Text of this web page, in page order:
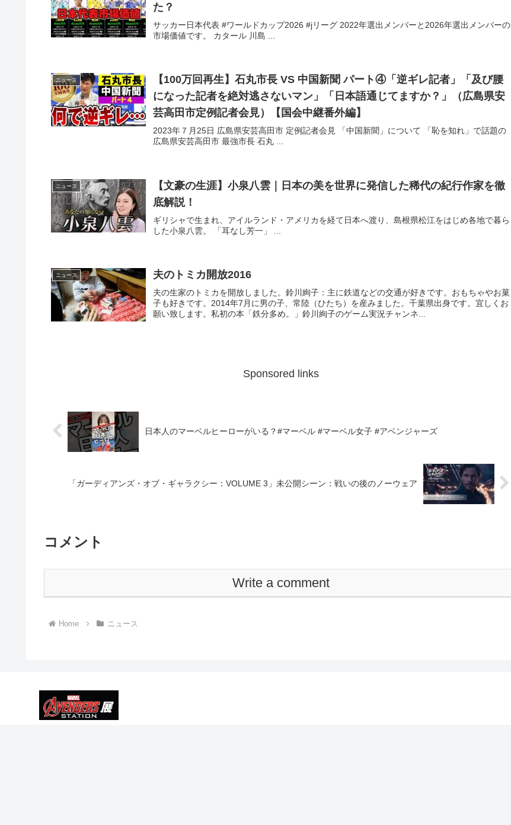
た？
サッカー日本代表 #ワールドカップ2026 #jリーグ 2022年選出メンバーと2026年選出メンバーの
市場価値です。 カタール 川島 ...
ニュース
【100万回再生】石丸市長 VS 中国新聞 パート④「逆ギレ記者」「及び腰
になった記者を絶対逃さないマン」「日本語通じてますか？」（広島県安
芸高田市定例記者会見）【国会中継番外編】
2023年７月25日 広島県安芸高田市 定例記者会見 「中国新聞」について 「恥を知れ」で話題の
広島県安芸高田市 最強市長 石丸 ...
ニュース
【文豪の生涯】小泉八雲｜日本の美を世界に発信した稀代の紀行作家を徹
底解説！
ギリシャで生まれ、アイルランド・アメリカを経て日本へ渡り、島根県松江をはじめ各地で暮ら
した小泉八雲。 「耳なし芳一」 ...
ニュース 夫のトミカ開放2016
夫の生家のトミカを開放しました。鈴川絢子：主に鉄道などの交通が好きです。おもちゃやお菓
子も好きです。2014年7月に男の子、常陸（ひたち）を産みました。千葉県出身です。宜しくお
願い致します。私初の本「鉄分多め。」鈴川絢子のゲーム実況チャンネ...
Sponsored links
日本人のマーベルヒーローがいる？#マーベル #マーベル女子 #アベンジャーズ
「ガーディアンズ・オブ・ギャラクシー：VOLUME 3」未公開シーン：戦いの後のノーウェア
コメント
Write a comment
Home ニュース